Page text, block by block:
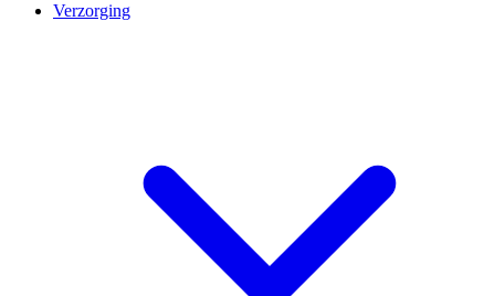
Verzorging